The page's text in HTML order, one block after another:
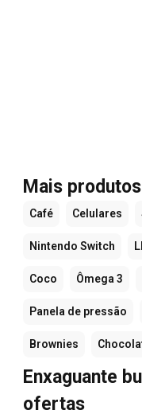
Mais
Café Celulares
Nintendo Switch
Coco Ômega 3
Panela de pressão
Brownies
Enxaguante
ofertas